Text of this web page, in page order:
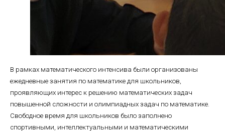
В рамках математического интенсива были организованы
ежедневные занятия по математике для школьников,
проявляющих интерес к решению математических задач
повышенной сложности и олимпиадных задач по математике.
Свободное время для школьников было заполнено
спортивными, интеллектуальными и математическими